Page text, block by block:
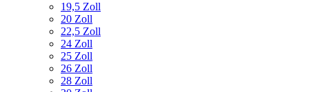
19,5 Zoll
20 Zoll
22,5 Zoll
24 Zoll
25 Zoll
26 Zoll
28 Zoll